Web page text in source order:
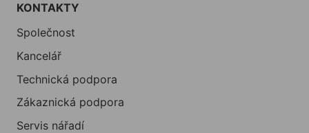
KONTAKTY
Společnost
Kancelář
Technická podpora
Zákaznická podpora
Servis nářadí